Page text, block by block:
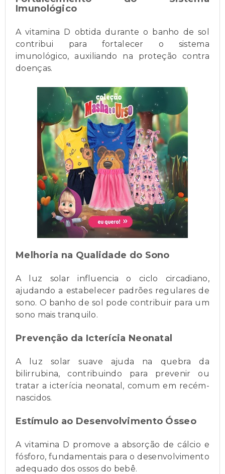
Imunológico
A vitamina D obtida durante o banho de sol
contribui para fortalecer o sistema
imunológico, auxiliando na proteção contra
doenças.
Melhoria na Qualidade do Sono
A luz solar influencia o ciclo circadiano,
ajudando a estabelecer padrões regulares de
sono. O banho de sol pode contribuir para um
sono mais tranquilo.
Prevenção da Icterícia Neonatal
A luz solar suave ajuda na quebra da
bilirrubina, contribuindo para prevenir ou
tratar a icterícia neonatal, comum em recém-
nascidos.
Estímulo ao Desenvolvimento Ósseo
A vitamina D promove a absorção de cálcio e
fósforo, fundamentais para o desenvolvimento
adequado dos ossos do bebê.